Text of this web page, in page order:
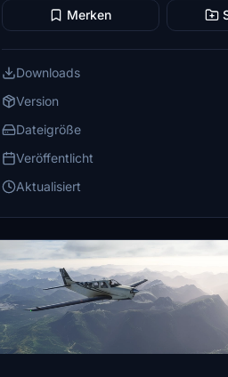
Merken
Downloads
Version
Dateigröße
Veröffentlicht
Aktualisiert